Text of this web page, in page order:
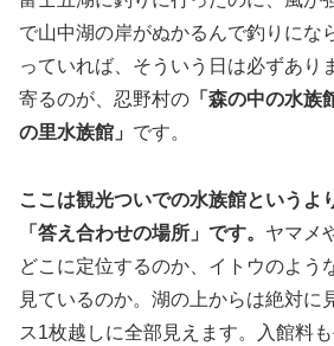
で山中湖の岸がぬかるんで釣りに
っていれば、そういう日は必ずあり
寄るのが、忍野村の 「森の中の水
の里水族館」 です。
ここは観光ついでの水族館というよ
「答え合わせの場所」です。 ヤマメ
どこに定位するのか、イトウのよう
見ているのか。湖の上からは絶対に
ス1枚越しに全部見えます。入館料